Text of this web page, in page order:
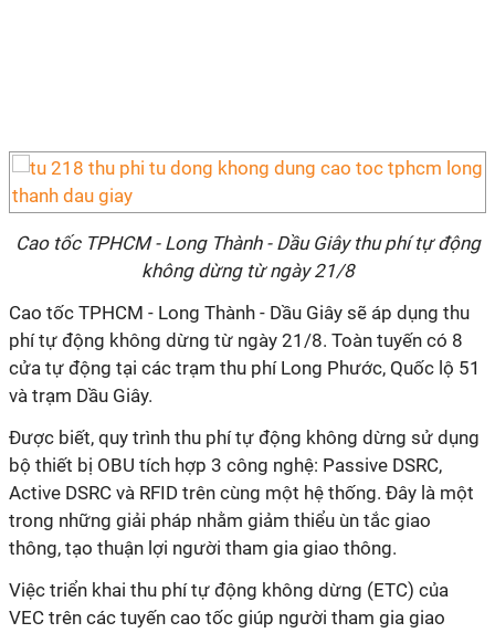
Cao tốc TPHCM - Long Thành - Dầu Giây thu phí tự động
không dừng từ ngày 21/8
Cao tốc TPHCM - Long Thành - Dầu Giây sẽ áp dụng thu
phí tự động không dừng từ ngày 21/8. Toàn tuyến có 8
cửa tự động tại các trạm thu phí Long Phước, Quốc lộ 51
và trạm Dầu Giây.
Được biết, quy trình thu phí tự động không dừng sử dụng
bộ thiết bị OBU tích hợp 3 công nghệ: Passive DSRC,
Active DSRC và RFID trên cùng một hệ thống. Đây là một
trong những giải pháp nhằm giảm thiểu ùn tắc giao
thông, tạo thuận lợi người tham gia giao thông.
Việc triển khai thu phí tự động không dừng (ETC) của
VEC trên các tuyến cao tốc giúp người tham gia giao